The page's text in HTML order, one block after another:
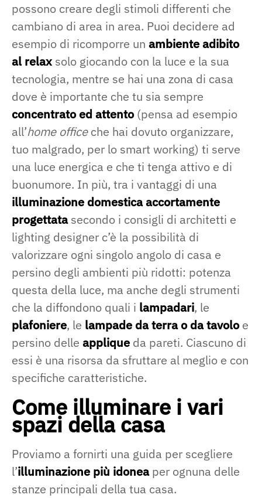
possono creare degli stimoli differenti che
cambiano di area in area. Puoi decidere ad
esempio di ricomporre un ambiente adibito
al relaxsolo giocando con la luce e la sua
tecnologia, mentre se hai una zona di casa
dove è importante che tu sia sempre
concentrato ed attento(pensa ad esempio
all’home officeche hai dovuto organizzare,
tuo malgrado, per lo smart working) ti serve
una luce energica e che ti tenga attivo e di
buonumore. In più, tra i vantaggi di una
illuminazione domestica accortamente
progettatasecondo i consigli di architetti e
lighting designer c’è la possibilità di
valorizzare ogni singolo angolo di casa e
persino degli ambienti più ridotti: potenza
questa della luce, ma anche degli strumenti
che la diffondono quali i lampadari, le
plafoniere, le lampade da terra o da tavoloe
persino delle applique da pareti. Ciascuno di
essi è una risorsa da sfruttare al meglio e con
specifiche caratteristiche.
Come illuminare i vari
spazi della casa
Proviamo a fornirti una guida per scegliere
l’illuminazione più idoneaper ognuna delle
stanze principali della tua casa.